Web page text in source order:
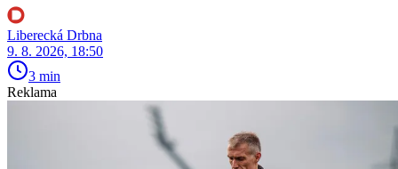
Liberecká Drbna
9. 8. 2026, 18:50
3 min
Reklama